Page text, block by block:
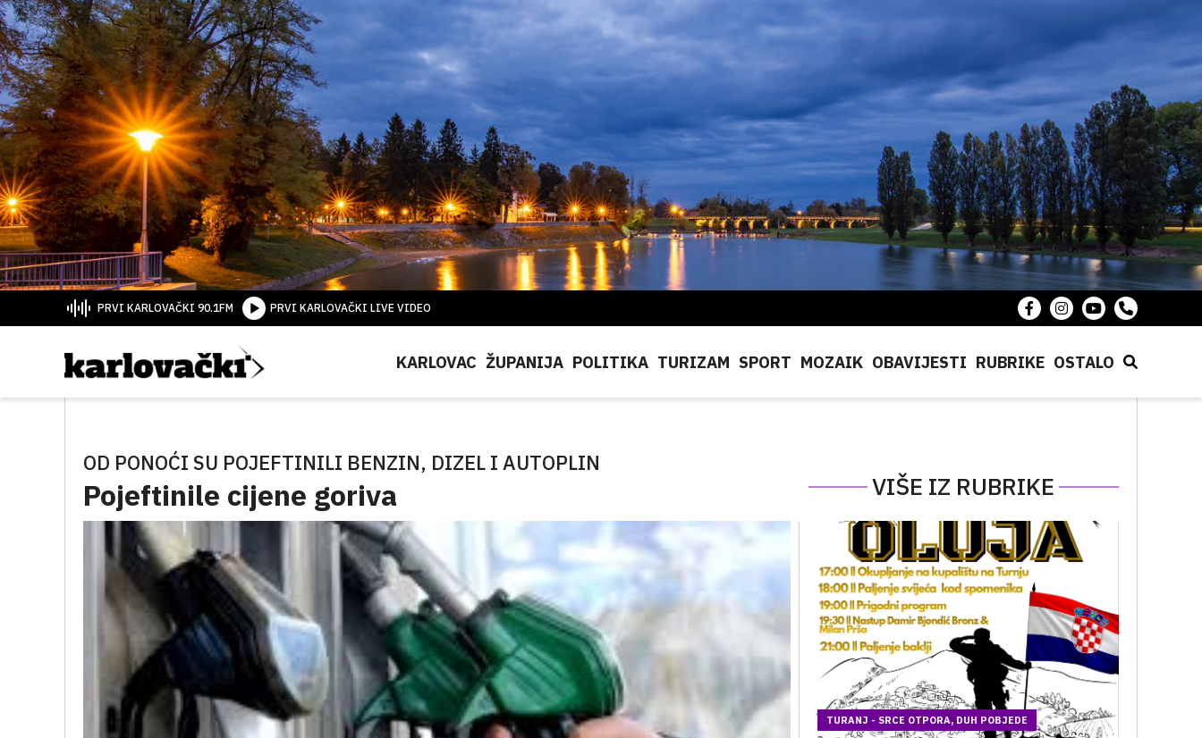
PRVI KARLOVAČKI 90.1FM PRVI KARLOVAČKI LIVE VIDEO
KARLOVAC ŽUPANIJA POLITIKA TURIZAM SPORT MOZAIK OBAVIJESTI RUBRIKE OSTALO
OD PONOĆI SU POJEFTINILI BENZIN, DIZEL I AUTOPLIN
Pojeftinile cijene goriva VIŠE IZ RUBRIKE
TURANJ - SRCE OTPORA, DUH POBJEDE